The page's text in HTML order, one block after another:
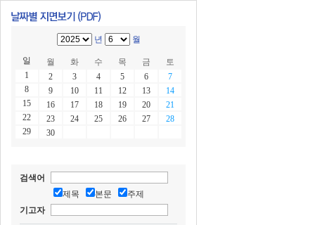
년 월
일 월 화 수 목 금
토
1
2 3 4 5 6
7
8
9 10 11 12 13
14
15
16 17 18 19 20
21
22
23 24 25 26 27
28
29
30
검색어
제목
본문
주제
기고자